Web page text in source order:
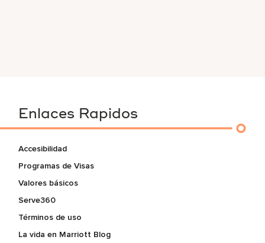
Enlaces Rapidos
Accesibilidad
Programas de Visas
Valores básicos
Serve360
Términos de uso
La vida en Marriott Blog